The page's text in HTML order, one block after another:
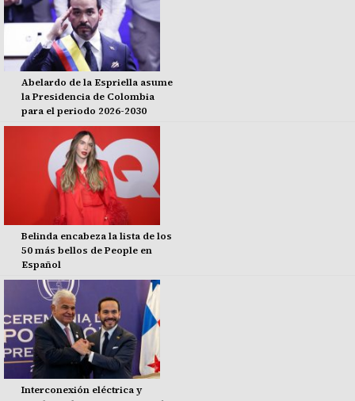
Abelardo de la Espriella asume
la Presidencia de Colombia
para el periodo 2026-2030
Belinda encabeza la lista de los
50 más bellos de People en
Español
Interconexión eléctrica y